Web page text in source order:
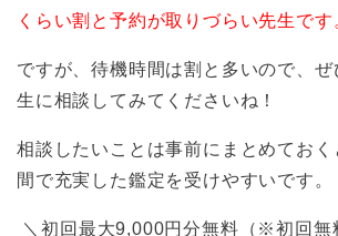
くらい割と予約が取りづらい先生です
ですが、待機時間は割と多いので、
生に相談してみてくださいね！
相談したいことは事前にまとめてお
間で充実した鑑定を受けやすいです。
＼初回最大9,000円分無料（※初回無